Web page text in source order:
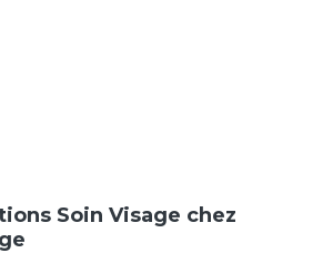
Soin Visage chez